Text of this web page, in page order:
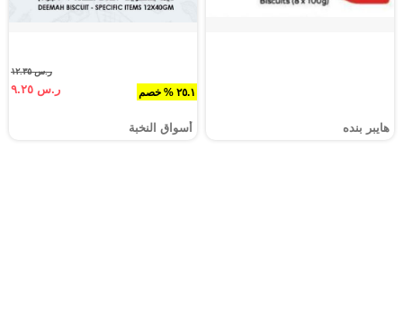
هايبر بنده
٢٥.١ % خصم
ر.س ١٢.٣٥
ر.س ٩.٢٥
أسواق النخبة